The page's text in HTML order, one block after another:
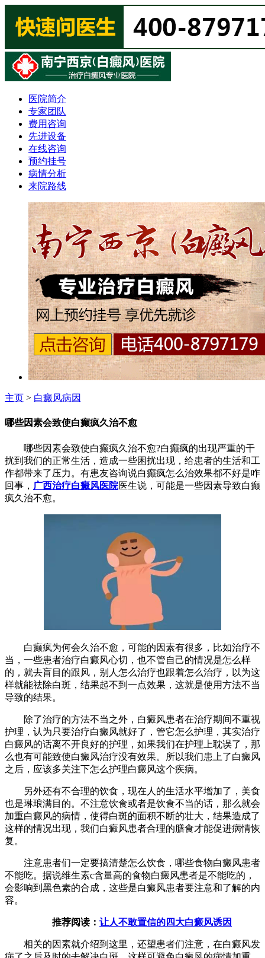
医院简介
专家团队
费用咨询
先进设备
在线咨询
预约挂号
病情分析
来院路线
主页 > 白癜风病因
哪些因素会致使白癫疯久治不愈
哪些因素会致使白癫疯久治不愈?白癫疯的出现严重的干
扰到我们的正常生活，造成一些困扰出现，给患者的生活和工
作都带来了压力。有患友咨询说白癫疯怎么治效果都不好是咋
回事， 广西治疗白癜风医院医生说，可能是一些因素导致白癫
疯久治不愈。
白癫疯为何会久治不愈，可能的因素有很多，比如治疗不
当，一些患者治疗白癜风心切，也不管自己的情况是怎么样
的，就去盲目的跟风，别人怎么治疗也跟着怎么治疗，以为这
样就能祛除白斑，结果起不到一点效果，这就是使用方法不当
导致的结果。
除了治疗的方法不当之外，白癜风患者在治疗期间不重视
护理，认为只要治疗白癜风就好了，管它怎么护理，其实治疗
白癜风的话离不开良好的护理，如果我们在护理上耽误了，那
么也有可能致使白癜风治疗没有效果。所以我们患上了白癜风
之后，应该多关注下怎么护理白癜风这个疾病。
另外还有不合理的饮食，现在人的生活水平增加了，美食
也是琳琅满目的。不注意饮食或者是饮食不当的话，那么就会
加重白癜风的病情，使得白斑的面积不断的壮大，结果造成了
这样的情况出现，我们白癜风患者合理的膳食才能促进病情恢
复。
注意患者们一定要搞清楚怎么饮食，哪些食物白癜风患者
不能吃。据说维生素c含量高的食物白癜风患者是不能吃的，
会影响到黑色素的合成，这些是白癜风患者要注意和了解的内
容。
推荐阅读： 让人不敢置信的四大白癜风诱因
相关的因素就介绍到这里，还望患者们注意，在白癜风发